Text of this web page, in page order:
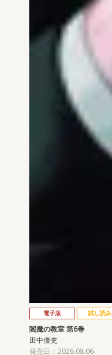
電子版 試し読み
閻魔の教室 第6巻
田中優吏
発売日：2026.08.06